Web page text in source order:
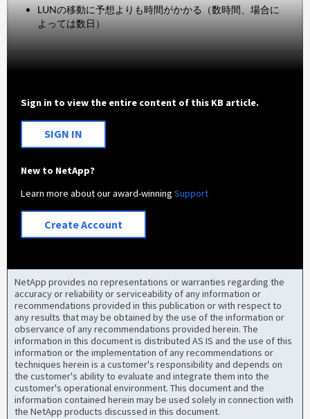
LUNの移動に予想よりも時間がかかる（数時間、場合に
よっては数日）
Sign in to view the entire content of this KB article.
SIGN IN
New to NetApp?
Learn more about our award-winningSupport
Create Account
NetApp provides no representations or warranties regarding the
accuracy or reliability or serviceability of any information or
recommendations provided in this publication or with respect to
any results that may be obtained by the use of the information or
observance of any recommendations provided herein. The
information in this document is distributed AS IS and the use of this
information or the implementation of any recommendations or
techniques herein is a customer's responsibility and depends on
the customer's ability to evaluate and integrate them into the
customer's operational environment. This document and the
information contained herein may be used solely in connection with
the NetApp products discussed in this document.